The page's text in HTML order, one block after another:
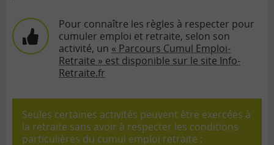
Pour connaître les règles à respecter pour
cumuler emploi et retraite, selon son
activité, un « Parcours Cumul Emploi-
Retraite » est disponible sur le site Info-
Retraite.fr
Seules certaines activités peuvent être exercées à
la retraite sans avoir à respecter les conditions
particulières du cumul emploi retraite :